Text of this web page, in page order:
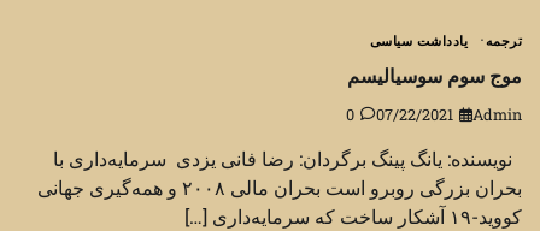
ترجمه یادداشت سیاسی
موج سوم سوسیالیسم
Admin
07/22/2021
0
نویسنده: یانگ پینگ برگردان: رضا فانی یزدی سرمایه‌داری با
بحران بزرگی روبرو است بحران مالی ۲۰۰۸ و همه‌گیری جهانی
کووید-۱۹ آشکار ساخت که سرمایه‌داری […]